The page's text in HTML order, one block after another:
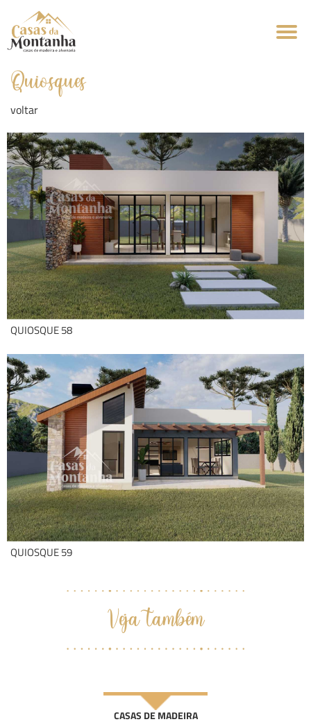
Quiosques
voltar
QUIOSQUE 58
QUIOSQUE 59
Veja também
CASAS DE MADEIRA